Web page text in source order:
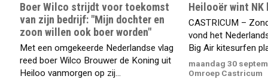
Boer Wilco strijdt voor toekomst
van zijn bedrijf: "Mijn dochter en
zoon willen ook boer worden"
Met een omgekeerde Nederlandse vlag
reed boer Wilco Brouwer de Koning uit
Heiloo vanmorgen op zij...
Heilooër wint
CASTRICUM –
vond het
Big Air kitesurfen
maandag 30
Omroep Castricum